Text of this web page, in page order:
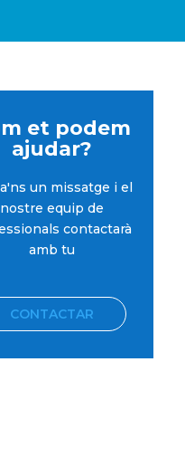
et podem
ajudar?
un missatge i el
nostre equip de
contactarà
amb tu
CONTACTAR